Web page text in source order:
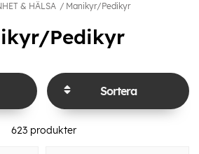
& HÄLSA Manikyr/Pedikyr
Pedikyr
Sortera
623produkter